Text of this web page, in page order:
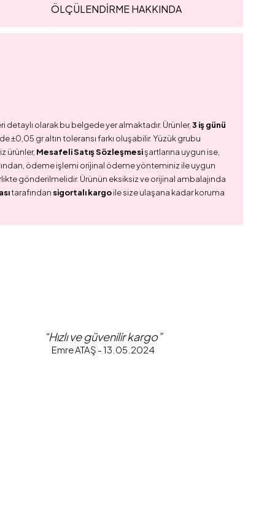
ÖLÇÜLENDİRME HAKKINDA
olarak bu belgede yer almaktadır. Ürünler,3 iş günü
gr altın toleransı farkı oluşabilir. Yüzük grubu
ürünler, Mesafeli Satış Sözleşmesişartlarına uygun ise,
ödeme işlemi orijinal ödeme yönteminiz ile uygun
gönderilmelidir. Ürünün eksiksiz ve orijinal ambalajında
tarafından sigortalı kargoile size ulaşana kadar koruma
“Hızlı ve güvenilir kargo”
Emre ATAŞ - 13.05.2024